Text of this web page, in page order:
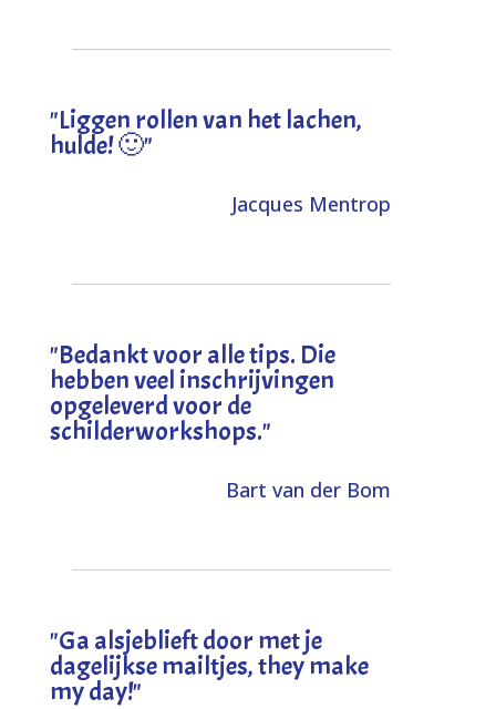
"Liggen rollen van het lachen,
hulde! 🙂"
Jacques Mentrop
"Bedankt voor alle tips. Die
hebben veel inschrijvingen
opgeleverd voor de
schilderworkshops."
Bart van der Bom
"Ga alsjeblieft door met je
dagelijkse mailtjes, they make
my day!"